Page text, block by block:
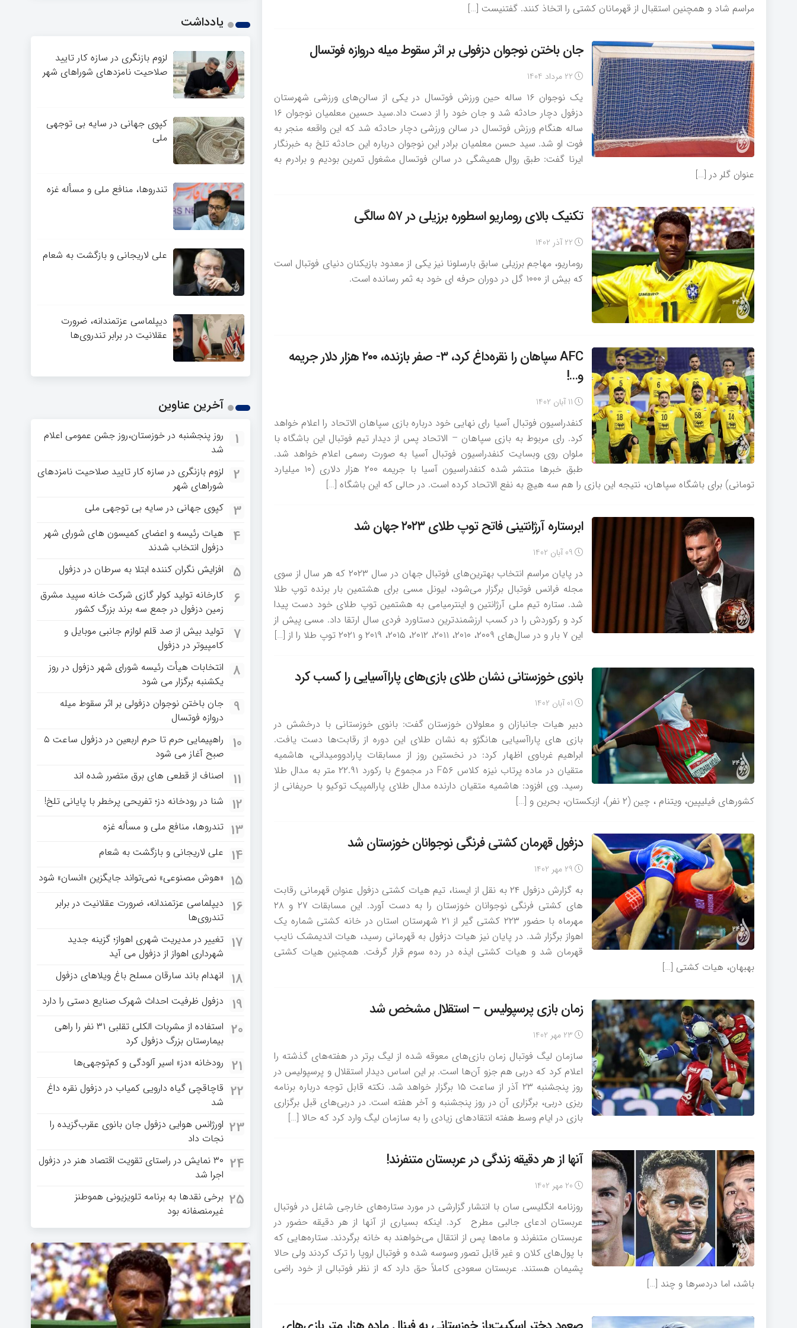
مراسم شاد و همچنین استقبال از قهرمانان کشتی را اتخاذ کنند. گفتنیست […]
جان باختن نوجوان دزفولی بر اثر سقوط میله دروازه فوتسال
22 مرداد 1404
یک نوجوان ۱۶ ساله حین ورزش فوتسال در یکی از سالن‌های ورزشی شهرستان
دزفول دچار حادثه شد و جان خود را از دست داد.سید حسین معلمیان نوجوان ۱۶
ساله هنگام ورزش فوتسال در سالن ورزشی دچار حادثه شد که این واقعه منجر به
فوت او شد. سید حسن معلمیان برادر این نوجوان درباره این حادثه تلخ به خبرنگار
ایرنا گفت: طبق روال همیشگی در سالن فوتسال مشغول تمرین بودیم و برادرم به
عنوان گلر در […]
تکنیک بالای روماریو اسطوره برزیلی در ۵۷ سالگی
22 آذر 1402
روماریو، مهاجم برزیلی سابق بارسلونا نیز یکی از معدود بازیکنان دنیای فوتبال است
که بیش از ۱۰۰۰ گل در دوران حرفه ای خود به ثمر رسانده است.
AFC سپاهان را نقره‌داغ کرد، ۳- صفر بازنده، ۲۰۰ هزار دلار جریمه
و…!
11 آبان 1402
کنفدراسیون فوتبال آسیا رای نهایی خود درباره بازی سپاهان الاتحاد را اعلام خواهد
کرد. رای مربوط به بازی سپاهان – الاتحاد پس از دیدار تیم فوتبال این باشگاه با
ملوان روی وبسایت کنفدراسیون فوتبال آسیا به صورت رسمی اعلام خواهد شد.
طبق خبرها منتشر شده کنفدراسیون آسیا با جریمه ۲۰۰ هزار دلاری (۱۰ میلیارد
تومانی) برای باشگاه سپاهان، نتیجه این بازی را هم سه هیچ به نفع الاتحاد کرده است. در حالی که این باشگاه […]
ابرستاره آرژانتینی فاتح توپ طلای ۲۰۲۳ جهان شد
09 آبان 1402
در پایان مراسم انتخاب بهترین‌های فوتبال جهان در سال ۲۰۲۳ که هر سال از سوی
مجله فرانس فوتبال برگزار می‌شود، لیونل مسی برای هشتمین بار برنده توپ طلا
شد. ستاره تیم ملی آرژانتین و اینترمیامی به هشتمین توپ طلای خود دست پیدا
کرد و رکوردش را در کسب ارزشمندترین دستاورد فردی سال ارتقا داد. مسی پیش از
این ۷ بار و در سال‌های ۲۰۰۹، ۲۰۱۰، ۲۰۱۱، ۲۰۱۲، ۲۰۱۵، ۲۰۱۹ و ۲۰۲۱ توپ طلا را از […]
بانوی خوزستانی نشان طلای بازی‌های پاراآسیایی را کسب کرد
01 آبان 1402
دبیر هیات جانبازان و معلولان خوزستان گفت: بانوی خوزستانی با درخشش در
بازی های پاراآسیایی هانگژو به نشان طلای این دوره از رقابت‌ها دست یافت.
ابراهیم غرباوی اظهار کرد: در نخستین روز از مسابقات پارادوومیدانی، هاشمیه
متقیان در ماده پرتاب نیزه کلاس F۵۶ در مجموع با رکورد ۲۲.۹۱ متر به مدال طلا
رسید. وی افزود: هاشمیه متقیان دارنده مدال طلای پارالمپیک توکیو با حریفانی از
کشورهای فیلیپین، ویتنام ، چین (۲ نفر)، ازبکستان، بحرین و […]
دزفول قهرمان کشتی فرنگی نوجوانان خوزستان شد
29 مهر 1402
به گزارش دزفول ۲۴ به نقل از ایسنا، تیم هیات کشتی دزفول عنوان قهرمانی رقابت
های کشتی فرنگی نوجوانان خوزستان را به دست آورد. این مسابقات ۲۷ و ۲۸
مهرماه با حضور ۲۲۳ کشتی گیر از ۲۱ شهرستان استان در خانه کشتی شماره یک
اهواز برگزار شد. در پایان نیز هیات دزفول به قهرمانی رسید، هیات اندیمشک نایب
قهرمان شد و هیات کشتی ایذه در رده سوم قرار گرفت. همچنین هیات کشتی
بهبهان، هیات کشتی […]
زمان بازی پرسپولیس – استقلال مشخص شد
23 مهر 1402
سازمان لیگ فوتبال زمان بازی‌های معوقه شده از لیگ برتر در هفته‌های گذشته را
اعلام کرد که دربی هم جزو آن‌ها است. بر این اساس دیدار استقلال و پرسپولیس در
روز پنجشنبه ۲۳ آذر از ساعت ۱۵ برگزار خواهد شد. نکته قابل توجه درباره برنامه
ریزی دربی، برگزاری آن در روز پنجشنبه و آخر هفته است. در دربی‌های قبل برگزاری
بازی در ایام وسط هفته انتقاد‌های زیادی را به سازمان لیگ وارد کرد که حالا […]
آنها از هر دقیقه زندگی در عربستان متنفرند!
20 مهر 1402
روزنامه انگلیسی سان با انتشار گزارشی در مورد ستاره‌های خارجی شاغل در فوتبال
عربستان ادعای جالبی مطرح کرد. اینکه بسیاری از آنها از هر دقیقه حضور در
عربستان متنفرند و ماه‌ها پس از انتقال می‌خواهند به خانه برگردند. ستاره‌هایی که
با پول‌های کلان و غیر قابل تصور وسوسه شده و فوتبال اروپا را ترک کردند ولی حالا
پشیمان هستند. عربستان سعودی کاملاً حق دارد که از نظر فوتبالی از خود راضی
باشد، اما دردسرها و چند […]
یادداشت
لزوم بازنگری در سازه کار تایید
صلاحیت نامزدهای شوراهای شهر
کپوی جهانی در سایه بی توجهی
ملی
تندروها، منافع ملی و مسأله غزه
علی لاریجانی و بازگشت به شعام
دیپلماسی عزتمندانه، ضرورت
عقلانیت در برابر تندروی‌ها
آخرین عناوین
1
روز پنجشنبه در خوزستان،روز جشن عمومی اعلام
شد
2
لزوم بازنگری در سازه کار تایید صلاحیت نامزدهای
شوراهای شهر
3 کپوی جهانی در سایه بی توجهی ملی
4
هیات رئیسه و اعضای کمیسون های شورای شهر
دزفول انتخاب شدند
5 افزایش نگران کننده ابتلا به سرطان در دزفول
6
کارخانه تولید کولر گازی شرکت خانه سپید مشرق
زمین دزفول در جمع سه برند بزرگ کشور
7
تولید بیش از صد قلم لوازم جانبی موبایل و
کامپیوتر در دزفول
8
انتخابات هیأت رئیسه شورای شهر دزفول در روز
یکشنبه برگزار می شود
9
جان باختن نوجوان دزفولی بر اثر سقوط میله
دروازه فوتسال
10
راهپیمایی حرم تا حرم اربعین در دزفول ساعت ۵
صبح آغاز می شود
11 اصناف از قطعی های برق متضرر شده اند
12 شنا در رودخانه دز؛ تفریحی پرخطر با پایانی تلخ!
13 تندروها، منافع ملی و مسأله غزه
14 علی لاریجانی و بازگشت به شعام
15 «هوش مصنوعی» نمی‌تواند جایگزین «انسان» شود
16
دیپلماسی عزتمندانه، ضرورت عقلانیت در برابر
تندروی‌ها
17 تغییر در مدیریت شهری اهواز؛ گزینه جدید
شهرداری اهواز از دزفول می آید
18 انهدام باند سارقان مسلح باغ‌ ویلاهای دزفول
19 دزفول ظرفیت احداث شهرک صنایع دستی را دارد
20
استفاده از مشربات الکلی تقلبی ۳۱ نفر را راهی
بیمارستان بزرگ دزفول کرد
21 رودخانه «دز» اسیر آلودگی و کم‌توجهی‌ها
22 قاچاقچی گیاه دارویی کمیاب در دزفول نقره داغ
شد
23 اورژانس هوایی دزفول جان بانوی عقرب‌گزیده را
نجات داد
24
۳۰ نمایش در راستای تقویت اقتصاد هنر در دزفول
اجرا شد
25 برخی نقدها به برنامه تلویزیونی هموطنز
غیرمنصفانه بود